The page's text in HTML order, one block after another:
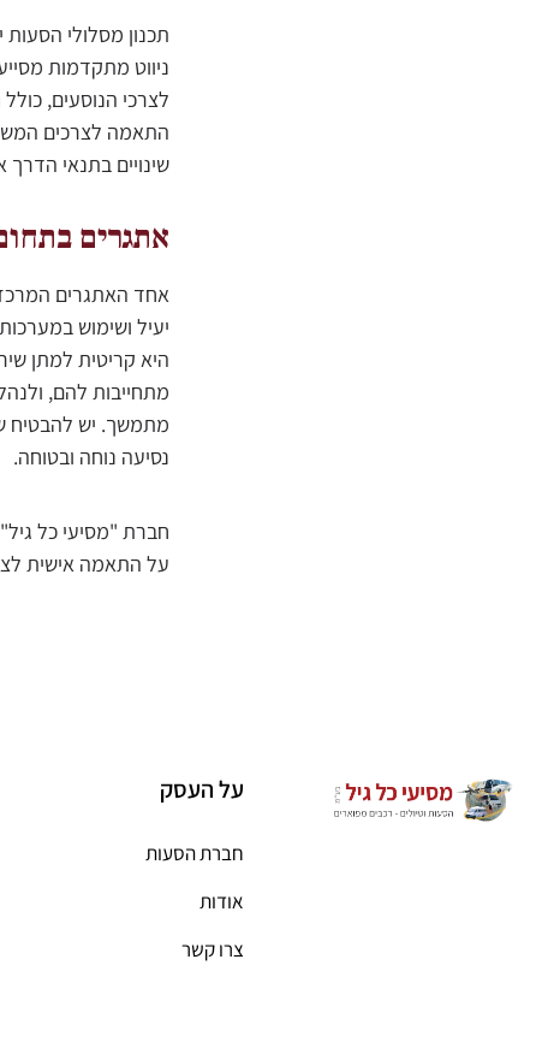
תכנון מסלולי הסעות
ניווט מתקדמות
לצרכי הנוסעים,
התאמה לצרכים
שינויים בתנאי הדרך
אתגרים
אחד האתגרים
יעיל ושימוש
היא קריטית למתן
מתחייבות להם,
מתמשך. יש להבטיח
נסיעה נוחה ובטוחה.
חברת "מסיעי כל
על התאמה אישית
על העסק
חברת הסעות
אודות
צרו קשר